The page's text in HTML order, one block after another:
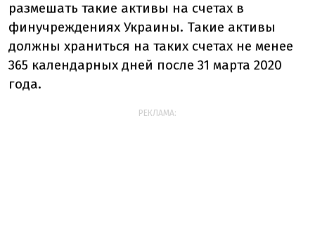
размешать такие активы на счетах в
финучреждениях Украины. Такие активы
должны храниться на таких счетах не менее
365 календарных дней после 31 марта 2020
года.
РЕКЛАМА: